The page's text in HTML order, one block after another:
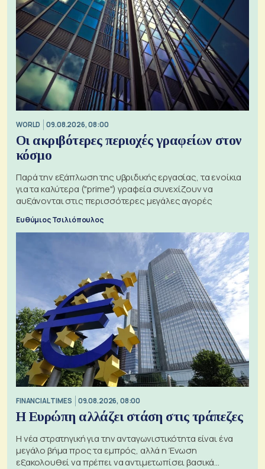
WORLD 09.08.2026, 08:00
Οι ακριβότερες περιοχές γραφείων στον
κόσμο
Παρά την εξάπλωση της υβριδικής εργασίας, τα ενοίκια
για τα καλύτερα ("prime") γραφεία συνεχίζουν να
αυξάνονται στις περισσότερες μεγάλες αγορές
Ευθύμιος Τσιλιόπουλος
FINANCIAL TIMES 09.08.2026, 08:00
Η Ευρώπη αλλάζει στάση στις τράπεζες
Η νέα στρατηγική για την ανταγωνιστικότητα είναι ένα
μεγάλο βήμα προς τα εμπρός, αλλά η Ένωση
εξακολουθεί να πρέπει να αντιμετωπίσει βασικά